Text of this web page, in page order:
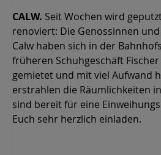
CALW. Seit Wochen wird
renoviert: Die Genossinnen
Calw haben sich in der
früheren Schuhgeschäft
gemietet und mit viel Aufwand
erstrahlen die Räumlichkeiten
sind bereit für eine
Euch sehr herzlich einladen.